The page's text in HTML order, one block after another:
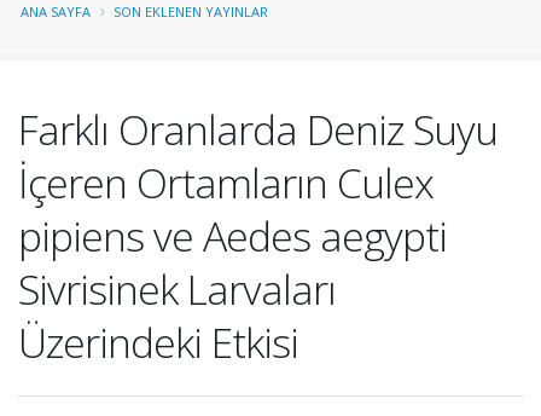
ANA SAYFA SON EKLENEN YAYINLAR
Farklı Oranlarda Deniz Suyu
İçeren Ortamların Culex
pipiens ve Aedes aegypti
Sivrisinek Larvaları
Üzerindeki Etkisi